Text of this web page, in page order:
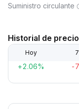
Suministro circulante
Historial de
Hoy
+2.06% -